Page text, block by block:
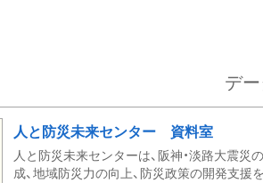
デ
人と防災未来センター 資料室
人と防災未来センターは、阪神・淡路大震
成、地域防災力の向上、防災政策の開発支